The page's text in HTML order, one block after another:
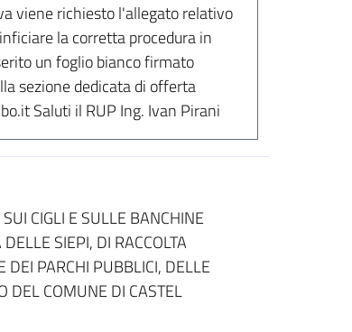
viene richiesto l'allegato relativo
la corretta procedura in
un foglio bianco firmato
sezione dedicata di offerta
Saluti il RUP Ing. Ivan Pirani
CIGLI E SULLE BANCHINE
SIEPI, DI RACCOLTA
DEI PARCHI PUBBLICI, DELLE
DEL COMUNE DI CASTEL